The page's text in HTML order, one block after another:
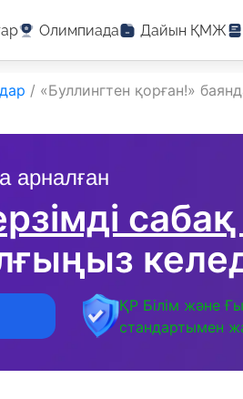
Олимпиада Дайын ҚМЖ
арналған
ҚР Білім және
стандартымен
/ «Буллингтен қорған!»